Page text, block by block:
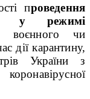
проведення
у режимі
чи
дії карантину,
України з